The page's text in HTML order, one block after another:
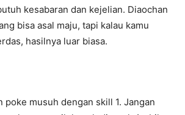
kesabaran dan kejelian. Diaochan
bisa asal maju, tapi kalau kamu
hasilnya luar biasa.
poke musuh dengan skill 1. Jangan